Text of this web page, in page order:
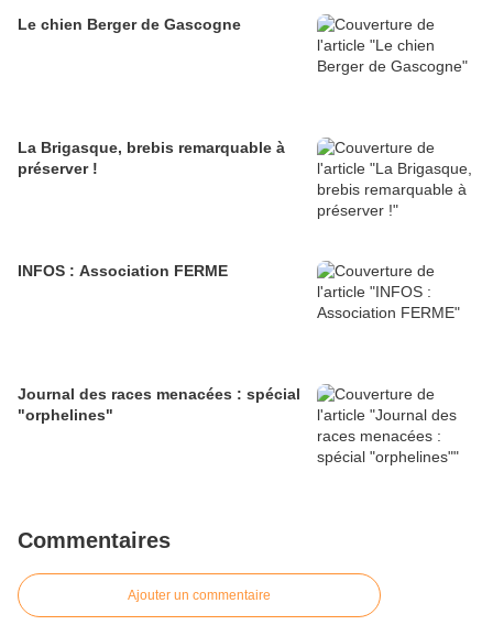
Le chien Berger de Gascogne
La Brigasque, brebis remarquable à
préserver !
INFOS : Association FERME
Journal des races menacées : spécial
"orphelines"
Commentaires
Ajouter un commentaire